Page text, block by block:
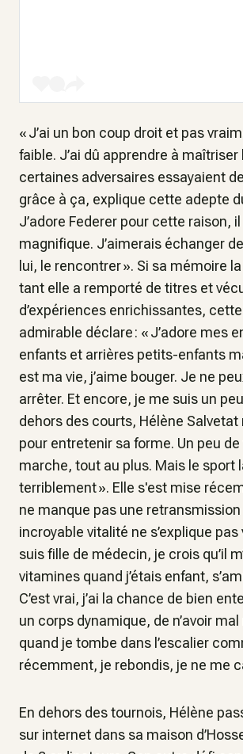
« J’ai un bon coup droit et pas
faible. J’ai dû apprendre à maîtriser
certaines adversaires essayaient
grâce à ça, explique cette adepte
J’adore Federer pour cette raison,
magnifique. J’aimerais échanger
lui, le rencontrer ». Si sa mémoire
tant elle a remporté de titres et
d’expériences enrichissantes,
admirable déclare : « J’adore mes
enfants et arrières petits-enfants
est ma vie, j’aime bouger. Je ne
arrêter. Et encore, je me suis un
dehors des courts, Hélène Salvetat
pour entretenir sa forme. Un peu de
marche, tout au plus. Mais le sport
terriblement ». Elle s'est mise
ne manque pas une retransmission
incroyable vitalité ne s’explique
suis fille de médecin, je crois qu’il
vitamines quand j’étais enfant,
C’est vrai, j’ai la chance de bien
un corps dynamique, de n’avoir
quand je tombe dans l’escalier
récemment, je rebondis, je ne me
En dehors des tournois, Hélène
sur internet dans sa maison